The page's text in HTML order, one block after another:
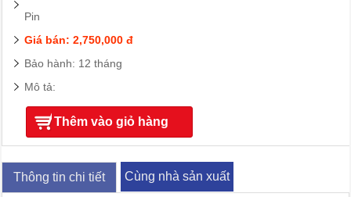
Pin
Giá bán: 2,750,000 đ
Bảo hành: 12 tháng
Mô tả:
Thêm vào giỏ hàng
Thông tin chi tiết Cùng nhà sản xuất